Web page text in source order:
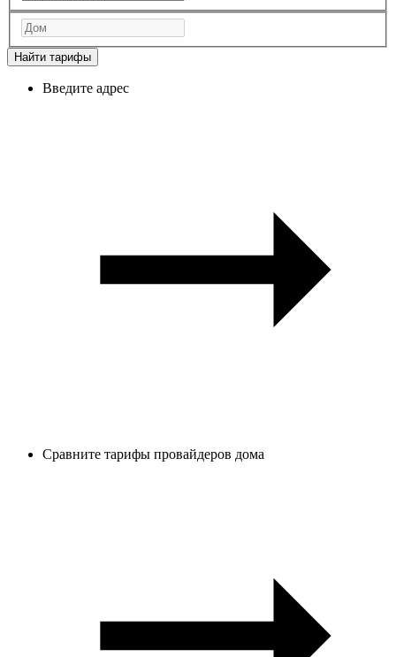
Найти тарифы
Введите адрес
Сравните тарифы провайдеров дома